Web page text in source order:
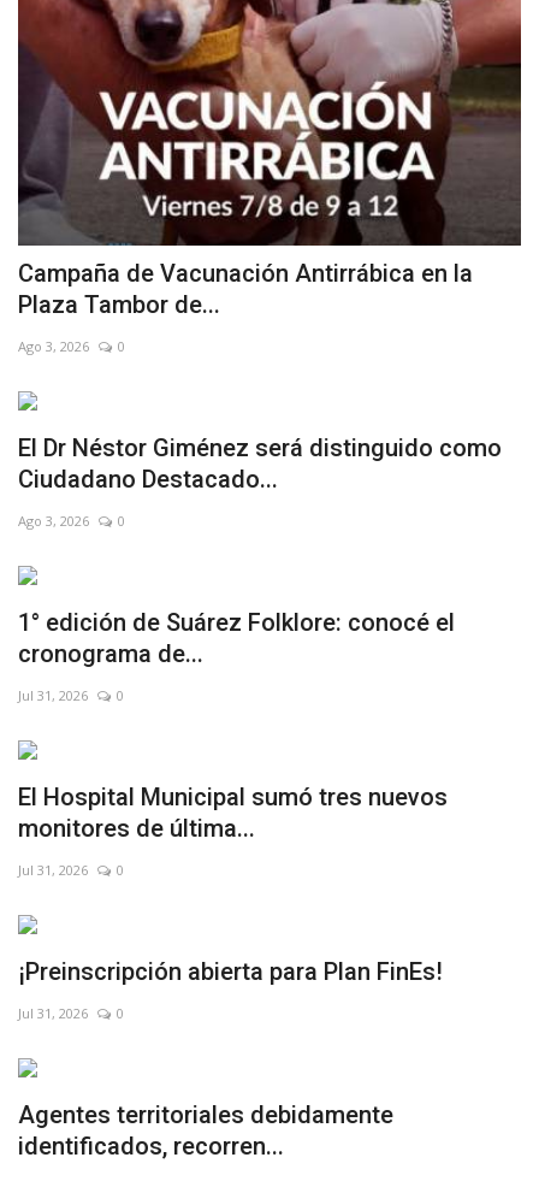
Campaña de Vacunación Antirrábica en la
Plaza Tambor de...
Ago 3, 2026 0
El Dr Néstor Giménez será distinguido como
Ciudadano Destacado...
Ago 3, 2026 0
1° edición de Suárez Folklore: conocé el
cronograma de...
Jul 31, 2026 0
El Hospital Municipal sumó tres nuevos
monitores de última...
Jul 31, 2026 0
¡Preinscripción abierta para Plan FinEs!
Jul 31, 2026 0
Agentes territoriales debidamente
identificados, recorren...